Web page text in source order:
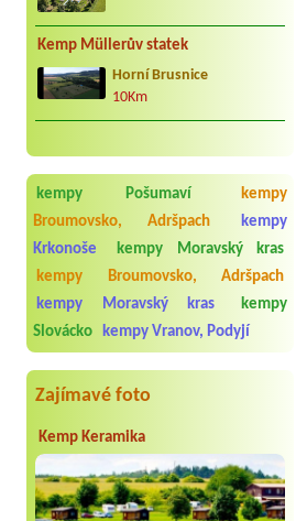
Kemp Müllerův statek
Horní Brusnice
10Km
kempy Pošumaví
kempy
Broumovsko, Adršpach
kempy
Krkonoše
kempy Moravský kras
kempy Broumovsko, Adršpach
kempy Moravský kras
kempy
Slovácko kempy Vranov, Podyjí
Zajímavé foto
Kemp Keramika